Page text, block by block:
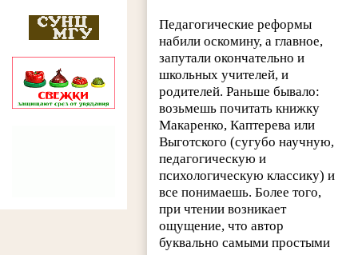
Педагогические реформы
набили оскомину, а главное,
запутали окончательно и
школьных учителей, и
родителей. Раньше бывало:
возьмешь почитать книжку
Макаренко, Каптерева или
Выготского (сугубо научную,
педагогическую и
психологическую классику) и
все понимаешь. Более того,
при чтении возникает
ощущение, что автор
буквально самыми простыми